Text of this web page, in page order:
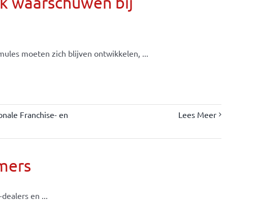
moeten zich blijven ontwikkelen, ...
Franchise- en
Lees Meer
en ...